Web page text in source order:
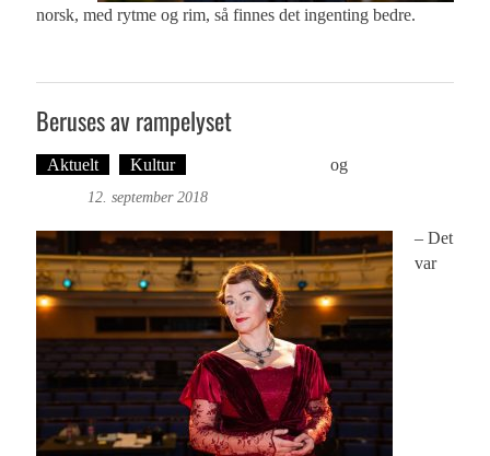
norsk, med rytme og rim, så finnes det ingenting bedre.
Beruses av rampelyset
Aktuelt Kultur og
12. september 2018
– Det
var